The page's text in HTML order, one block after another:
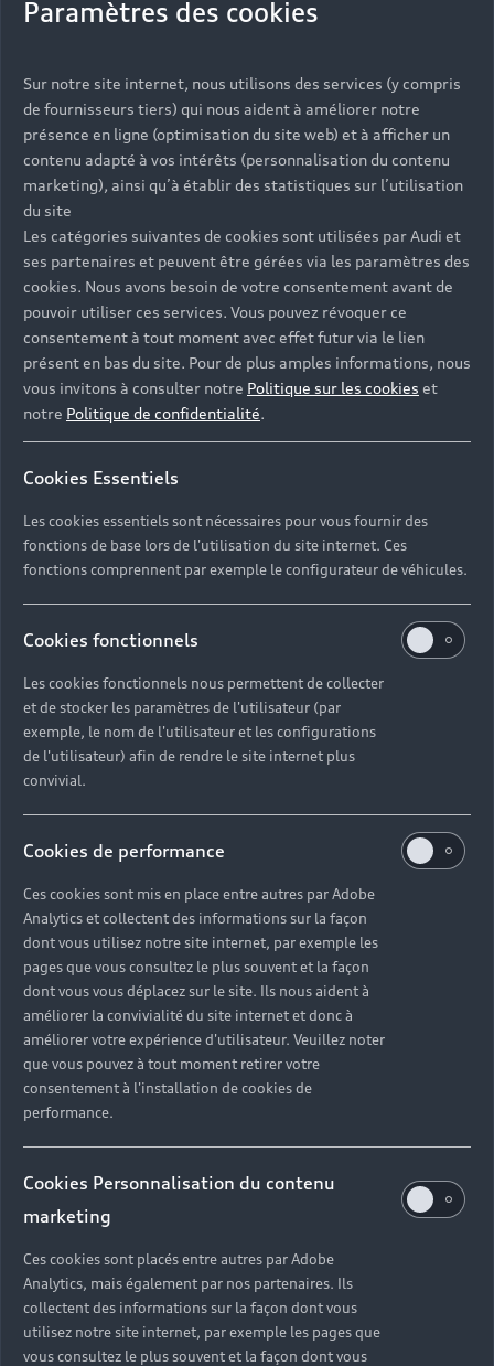
Paramètres des cookies
Sur notre site internet, nous utilisons des services (y compris
de fournisseurs tiers) qui nous aident à améliorer notre
présence en ligne (optimisation du site web) et à afficher un
contenu adapté à vos intérêts (personnalisation du contenu
marketing), ainsi qu’à établir des statistiques sur l’utilisation
du site
Les catégories suivantes de cookies sont utilisées par Audi et
ses partenaires et peuvent être gérées via les paramètres des
cookies. Nous avons besoin de votre consentement avant de
pouvoir utiliser ces services. Vous pouvez révoquer ce
consentement à tout moment avec effet futur via le lien
présent en bas du site. Pour de plus amples informations, nous
vous invitons à consulter notre Politique sur les cookies et
notre Politique de confidentialité.
Cookies Essentiels
Les cookies essentiels sont nécessaires pour vous fournir des
fonctions de base lors de l'utilisation du site internet. Ces
fonctions comprennent par exemple le configurateur de véhicules.
Cookies fonctionnels
Les cookies fonctionnels nous permettent de collecter
et de stocker les paramètres de l'utilisateur (par
exemple, le nom de l'utilisateur et les configurations
de l'utilisateur) afin de rendre le site internet plus
convivial.
Cookies de performance
Ces cookies sont mis en place entre autres par Adobe
Analytics et collectent des informations sur la façon
dont vous utilisez notre site internet, par exemple les
pages que vous consultez le plus souvent et la façon
dont vous vous déplacez sur le site. Ils nous aident à
améliorer la convivialité du site internet et donc à
améliorer votre expérience d'utilisateur. Veuillez noter
que vous pouvez à tout moment retirer votre
consentement à l'installation de cookies de
performance.
Cookies Personnalisation du contenu
marketing
Ces cookies sont placés entre autres par Adobe
Analytics, mais également par nos partenaires. Ils
collectent des informations sur la façon dont vous
utilisez notre site internet, par exemple les pages que
vous consultez le plus souvent et la façon dont vous